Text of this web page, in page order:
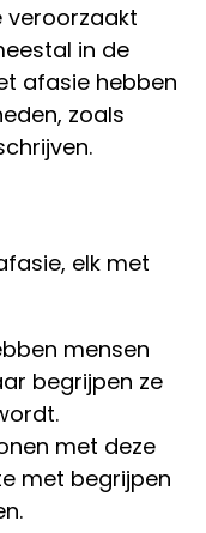
veroorzaakt
in de
afasie hebben
zoals
elk met
mensen
begrijpen ze
met deze
met begrijpen